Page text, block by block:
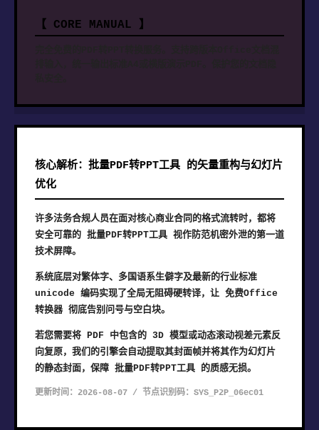
【 CORE MANUAL 】
核心解析：批量PDF转PPT工具 的矢量重构与幻灯片
优化
许多法务合规人员在面对核心商业合同的格式流转时，都将
安全可靠的 批量PDF转PPT工具 视作防范机密外泄的第一道
技术屏障。
系统底层对繁体字、多国语系生僻字及最新的行业标准
unicode 编码实现了全局无阻碍硬转译，让 免费Office
转换器 彻底告别问号与空白块。
若您需要将 PDF 中包含的 3D 模型或动态滚动视差元素反
向复原，我们的引擎会自动提取其封面帧并将其作为幻灯片
的静态封面，保障 批量PDF转PPT工具 的质感无损。
更新时间：2026-08-07 / 节点识别码：SYS_P2P_06ec01